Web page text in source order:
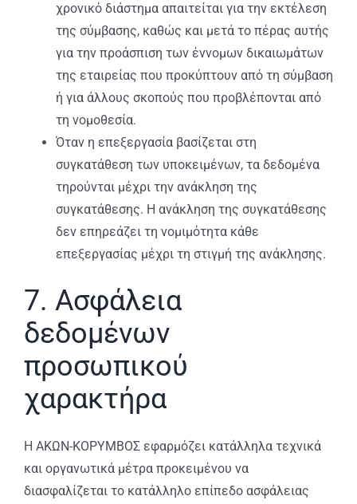
χρονικό διάστημα απαιτείται για την εκτέλεση
της σύμβασης, καθώς και μετά το πέρας αυτής
για την προάσπιση των έννομων δικαιωμάτων
της εταιρείας που προκύπτουν από τη σύμβαση
ή για άλλους σκοπούς που προβλέπονται από
τη νομοθεσία.
Όταν η επεξεργασία βασίζεται στη
συγκατάθεση των υποκειμένων, τα δεδομένα
τηρούνται μέχρι την ανάκληση της
συγκατάθεσης. Η ανάκληση της συγκατάθεσης
δεν επηρεάζει τη νομιμότητα κάθε
επεξεργασίας μέχρι τη στιγμή της ανάκλησης.
7. Ασφάλεια
δεδομένων
προσωπικού
χαρακτήρα
Η ΑΚΩΝ-ΚΟΡΥΜΒΟΣ εφαρμόζει κατάλληλα τεχνικά
και οργανωτικά μέτρα προκειμένου να
διασφαλίζεται το κατάλληλο επίπεδο ασφάλειας